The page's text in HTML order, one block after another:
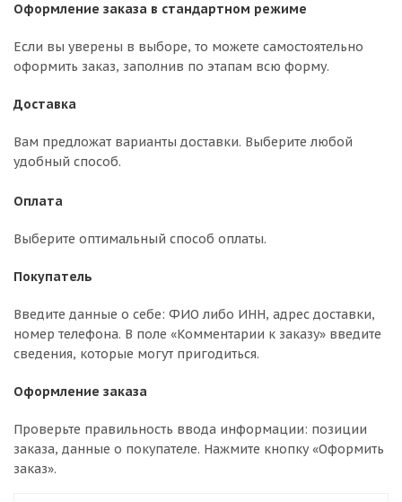
Оформление заказа в стандартном режиме
Если вы уверены в выборе, то можете самостоятельно
оформить заказ, заполнив по этапам всю форму.
Доставка
Вам предложат варианты доставки. Выберите любой
удобный способ.
Оплата
Выберите оптимальный способ оплаты.
Покупатель
Введите данные о себе: ФИО либо ИНН, адрес доставки,
номер телефона. В поле «Комментарии к заказу» введите
сведения, которые могут пригодиться.
Оформление заказа
Проверьте правильность ввода информации: позиции
заказа, данные о покупателе. Нажмите кнопку «Оформить
заказ».